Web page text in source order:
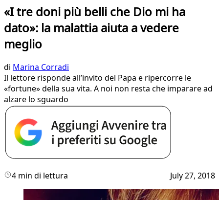
«I tre doni più belli che Dio mi ha
dato»: la malattia aiuta a vedere
meglio
di Marina Corradi
Il lettore risponde all’invito del Papa e ripercorre le
«fortune» della sua vita. A noi non resta che imparare ad
alzare lo sguardo
4 min di lettura July 27, 2018